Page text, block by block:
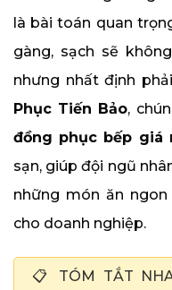
là bài toán quan
gàng, sạch sẽ
nhưng nhất định
Phục Tiến Bảo,
đồng phục bếp giá
sạn, giúp đội ngũ
những món ăn
cho doanh nghiệp.
📋 TÓM TẮT